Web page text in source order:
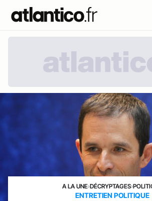
A LA UNE›DÉCRYPTAGES›
ENTRETIEN POLITIQUE